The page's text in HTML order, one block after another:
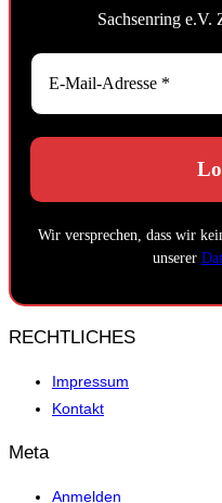
Sachsenring e.V.
Wir versprechen, dass wir
unserer
RECHTLICHES
Impressum
Kontakt
Meta
Anmelden